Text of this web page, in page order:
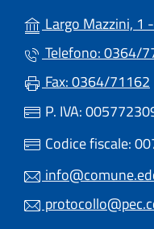
Largo Mazzini, 1
Telefono: 0364/
Fax: 0364/71162
P. IVA:
Codice fiscale: